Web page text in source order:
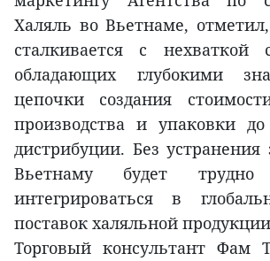
Халяль во Вьетнаме,
сталкивается с нехваткой
обладающих глубокими
цепочки создания
производства и упаковки
дистрибуции. Без устранения
Вьетнаму будет трудно
интегрироваться в
поставок халяльной
Торговый консультант Фам